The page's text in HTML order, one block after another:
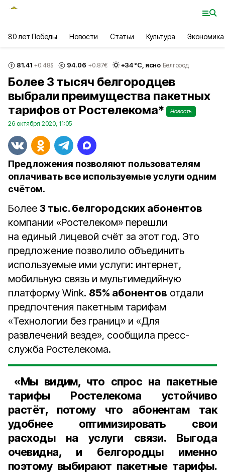
80 лет Победы Новости Статьи Культура Экономика
81.41 +0.48$ 94.06 +0.87€ +34°С, ясно Белгород
Более 3 тысяч белгородцев
выбрали преимущества пакетных
тарифов от Ростелекома*
Новость
26 октября 2020, 11:05
Предложения позволяют пользователям
оплачивать все используемые услуги одним
счётом.
Более 3 тыс. белгородских абонентов
компании «Ростелеком» перешли
на единый лицевой счёт за этот год. Это
предложение позволило объединить
используемые ими услуги: интернет,
мобильную связь и мультимедийную
платформу Wink. 85% абонентов отдали
предпочтения пакетным тарифам
«Технологии без границ» и «Для
развлечений везде», сообщила пресс-
служба Ростелекома.
«Мы видим, что спрос на пакетные
тарифы Ростелекома устойчиво
растёт, потому что абонентам так
удобнее оптимизировать свои
расходы на услуги связи. Выгода
очевидна, и белгородцы именно
поэтому выбирают пакетные тарифы.